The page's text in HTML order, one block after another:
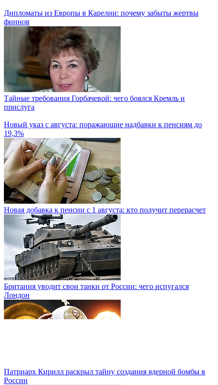
Дипломаты из Европы в Карелии: почему забыты жертвы
финнов
Тайные требования Горбачевой: чего боялся Кремль и
прислуга
Новый указ с августа: поражающие надбавки к пенсиям до
19,3%
Новая добавка к пенсии с 1 августа: кто получит перерасчет
Британия уводит свои танки от России: чего испугался
Лондон
Патриарх Кирилл раскрыл тайну создания ядерной бомбы в
России